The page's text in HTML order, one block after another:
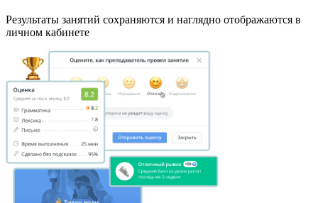
Результаты занятий сохраняются и наглядно отображаются в
личном кабинете